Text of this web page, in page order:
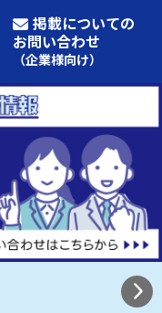
掲載についての
お問い合わせ
（企業様向け）